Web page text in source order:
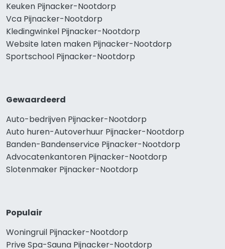
Keuken Pijnacker-Nootdorp
Vca Pijnacker-Nootdorp
Kledingwinkel Pijnacker-Nootdorp
Website laten maken Pijnacker-Nootdorp
Sportschool Pijnacker-Nootdorp
Gewaardeerd
Auto-bedrijven Pijnacker-Nootdorp
Auto huren-Autoverhuur Pijnacker-Nootdorp
Banden-Bandenservice Pijnacker-Nootdorp
Advocatenkantoren Pijnacker-Nootdorp
Slotenmaker Pijnacker-Nootdorp
Populair
Woningruil Pijnacker-Nootdorp
Prive Spa-Sauna Pijnacker-Nootdorp